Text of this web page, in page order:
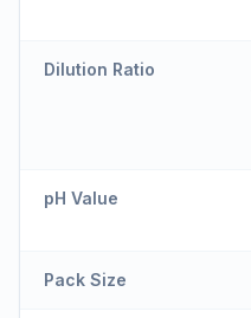
Dilution Ratio
pH Value
Pack Size